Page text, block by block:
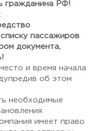
гражданина РФ!
пассажиров
документа,
и время начала
об этом
необходимые
имеет право